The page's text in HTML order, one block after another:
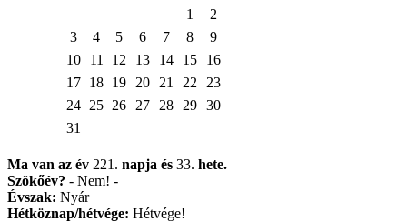
1
2
3
4 5 6 7 8
9
10
11 12 13 14 15
16
17 18 19 20 21 22
23
24 25 26 27 28 29
30
31
Ma van az év 221. napja és 33. hete.
Szökőév? - Nem! -
Évszak: Nyár
Hétköznap/hétvége: Hétvége!